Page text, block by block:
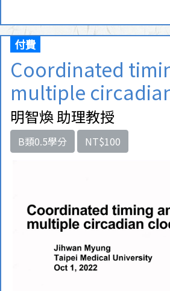
付費
Coordinated
multiple
明智煥 助理教授
B類0.5學分 NT$100